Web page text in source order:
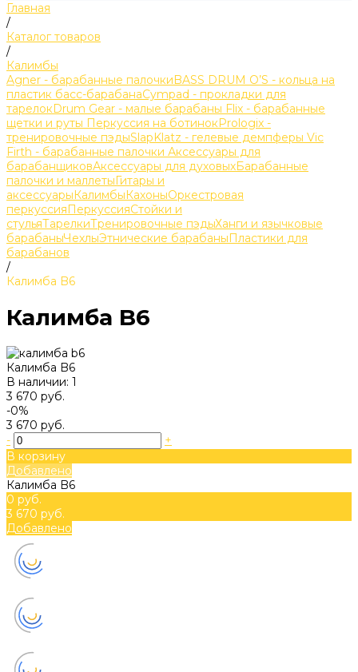
Главная
/
Каталог товаров
/
Калимбы
Agner - барабанные палочкиBASS DRUM O’S - кольца на
пластик басс-барабанаCympad - прокладки для
тарелокDrum Gear - малые барабаны Flix - барабанные
щетки и руты Перкуссия на ботинокPrologix -
тренировочные пэдыSlapKlatz - гелевые демпферы Vic
Firth - барабанные палочки Аксессуары для
барабанщиковАксессуары для духовыхБарабанные
палочки и маллетыГитары и
аксессуарыКалимбыКахоныОркестровая
перкуссияПеркуссияСтойки и
стульяТарелкиТренировочные пэдыХанги и язычковые
барабаныЧехлыЭтнические барабаныПластики для
барабанов
/
Калимба B6
Калимба B6
Калимба B6
В наличии: 1
3 670 руб.
-0%
3 670 руб.
-
+
В корзину
Добавлено
Калимба B6
0 руб.
3 670 руб.
Добавлено